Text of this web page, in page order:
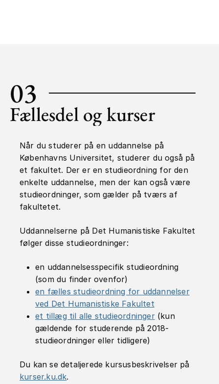
03
Fællesdel og kurser
Når du studerer på en uddannelse på
Københavns Universitet, studerer du også på
et fakultet. Der er en studieordning for den
enkelte uddannelse, men der kan også være
studieordninger, som gælder på tværs af
fakultetet.
Uddannelserne på Det Humanistiske Fakultet
følger disse studieordninger:
en uddannelsesspecifik studieordning
(som du finder ovenfor)
en fælles studieordning for uddannelser
ved Det Humanistiske Fakultet
et tillæg til alle studieordninger(kun
gældende for studerende på 2018-
studieordninger eller tidligere)
Du kan se detaljerede kursusbeskrivelser på
kurser.ku.dk.